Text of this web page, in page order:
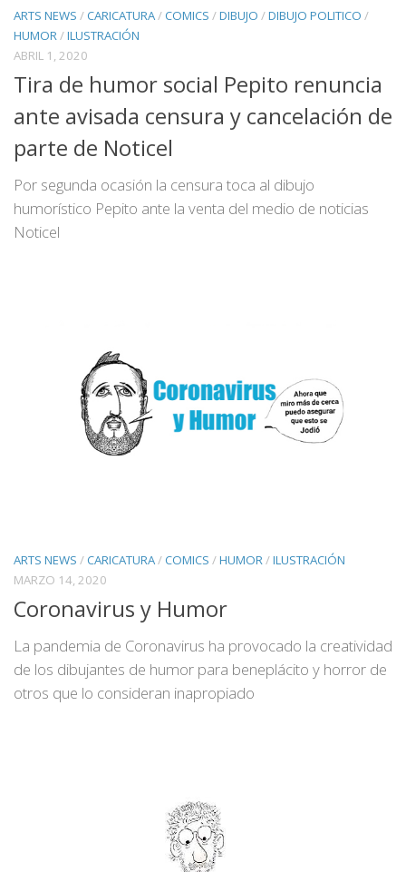
ARTS NEWS /CARICATURA/COMICS /DIBUJO /DIBUJO POLITICO /
HUMOR/ILUSTRACIÓN
ABRIL 1, 2020
Tira de humor social Pepito renuncia
ante avisada censura y cancelación de
parte de Noticel
Por segunda ocasión la censura toca al dibujo
humorístico Pepito ante la venta del medio de noticias
Noticel
ARTS NEWS /CARICATURA/COMICS /HUMOR/ILUSTRACIÓN
MARZO 14, 2020
Coronavirus y Humor
La pandemia de Coronavirus ha provocado la creatividad
de los dibujantes de humor para beneplácito y horror de
otros que lo consideran inapropiado